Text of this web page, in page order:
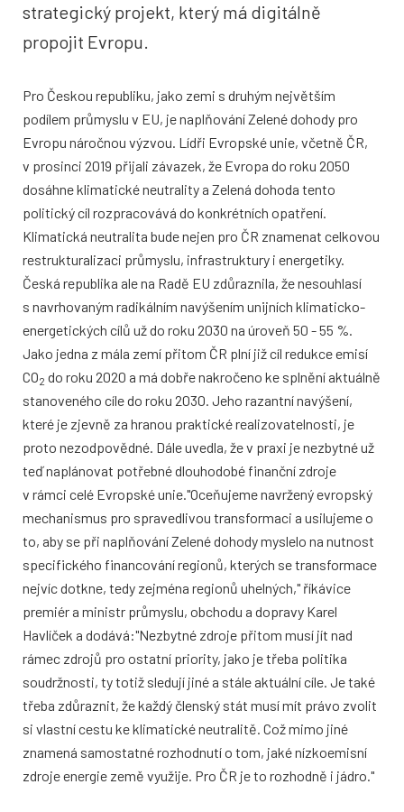
strategický projekt, který má digitálně
propojit Evropu.
Pro Českou republiku, jako zemi s druhým největším
podílem průmyslu v EU, je naplňování Zelené dohody pro
Evropu náročnou výzvou. Lídři Evropské unie, včetně ČR,
v prosinci 2019 přijali závazek, že Evropa do roku 2050
dosáhne klimatické neutrality a Zelená dohoda tento
politický cíl rozpracovává do konkrétních opatření.
Klimatická neutralita bude nejen pro ČR znamenat celkovou
restrukturalizaci průmyslu, infrastruktury i energetiky.
Česká republika ale na Radě EU zdůraznila, že nesouhlasí
s navrhovaným radikálním navýšením unijních klimaticko-
energetických cílů už do roku 2030 na úroveň 50 - 55 %.
Jako jedna z mála zemí přitom ČR plní již cíl redukce emisí
CO2 do roku 2020 a má dobře nakročeno ke splnění aktuálně
stanoveného cíle do roku 2030. Jeho razantní navýšení,
které je zjevně za hranou praktické realizovatelnosti, je
proto nezodpovědné. Dále uvedla, že v praxi je nezbytné už
teď naplánovat potřebné dlouhodobé finanční zdroje
v rámci celé Evropské unie."Oceňujeme navržený evropský
mechanismus pro spravedlivou transformaci a usilujeme o
to, aby se při naplňování Zelené dohody myslelo na nutnost
specifického financování regionů, kterých se transformace
nejvíc dotkne, tedy zejména regionů uhelných," říkávice
premiér a ministr průmyslu, obchodu a dopravy Karel
Havlíček a dodává:"Nezbytné zdroje přitom musí jít nad
rámec zdrojů pro ostatní priority, jako je třeba politika
soudržnosti, ty totiž sledují jiné a stále aktuální cíle. Je také
třeba zdůraznit, že každý členský stát musí mít právo zvolit
si vlastní cestu ke klimatické neutralitě. Což mimo jiné
znamená samostatné rozhodnutí o tom, jaké nízkoemisní
zdroje energie země využije. Pro ČR je to rozhodně i jádro."